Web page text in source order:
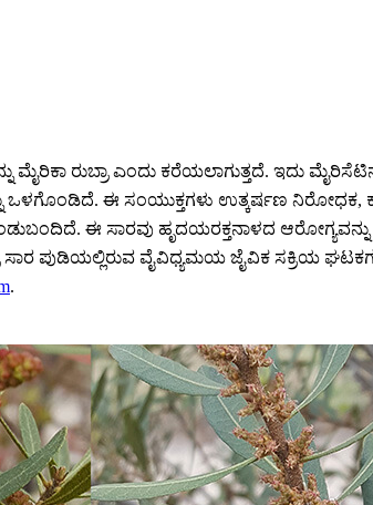
ಮೈರಿಕಾ ರುಬ್ರಾ ಎಂದು ಕರೆಯಲಾಗುತ್ತದೆ.
ಒಳಗೊಂಡಿದೆ. ಈ ಸಂಯುಕ್ತಗಳು ಉತ್ಕರ್ಷಣ
ಈ ಸಾರವು ಹೃದಯರಕ್ತನಾಳದ ಆರೋಗ್ಯವನ್ನು
ಸಾರ ಪುಡಿಯಲ್ಲಿರುವ ವೈವಿಧ್ಯಮಯ ಜೈವಿಕ ಸಕ್ರಿಯ
.